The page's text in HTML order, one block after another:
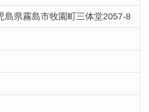
島県霧島市牧園町三体堂2057-8